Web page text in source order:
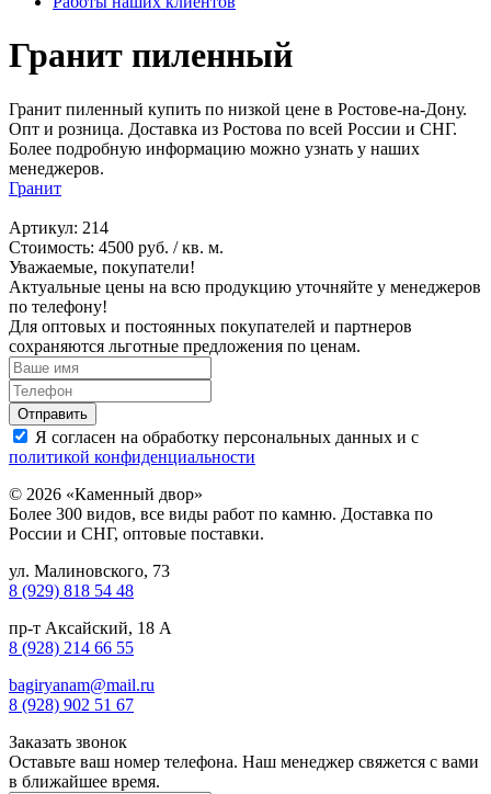
Гранит пиленный
Гранит пиленный купить по низкой цене в Ростове-на-Дону.
Опт и розница. Доставка из Ростова по всей России и СНГ.
Более подробную информацию можно узнать у наших
менеджеров.
Гранит
Артикул: 214
Стоимость: 4500 руб. / кв. м.
Уважаемые, покупатели!
Актуальные цены на всю продукцию уточняйте у менеджеров
по телефону!
Для оптовых и постоянных покупателей и партнеров
сохраняются льготные предложения по ценам.
Я согласен на обработку персональных данных и с
политикой конфиденциальности
© 2026 «Каменный двор»
Более 300 видов, все виды работ по камню. Доставка по
России и СНГ, оптовые поставки.
ул. Малиновского, 73
8 (929) 818 54 48
пр-т Аксайский, 18 А
8 (928) 214 66 55
bagiryanam@mail.ru
8 (928) 902 51 67
Заказать звонок
Оставьте ваш номер телефона. Наш менеджер свяжется с вами
в ближайшее время.